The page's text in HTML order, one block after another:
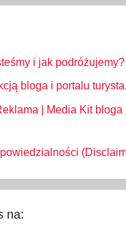
i jak podróżujemy?
bloga i portalu
| Media Kit bloga
na: